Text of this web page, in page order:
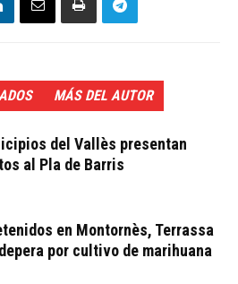
MÁS DEL AUTOR
del Vallès presentan
al Pla de Barris
en Montornès, Terrassa
por cultivo de marihuana